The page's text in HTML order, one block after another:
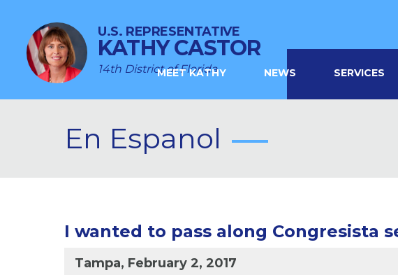
U.S. REPRESENTATIVE
KATHY CASTOR
14th District of Florida
MEET KATHY NEWS SERVICES
En Espanol
I wanted to pass along Congresista
Tampa, February 2, 2017